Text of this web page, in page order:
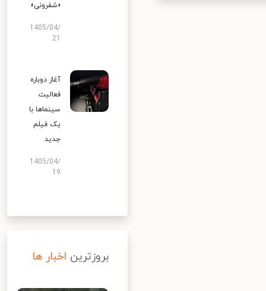
«شفرونی»
1405/04/
آغاز دوباره
فعالیت
سینماها با
یک فیلم
جدید
1405/04/
19
بروزترین اخبار ها